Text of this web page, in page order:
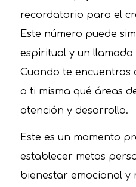
recordatorio para el
Este número puede
espiritual y un
Cuando te encuentras
a ti misma qué áreas
atención y desarrollo.
Este es un momento
establecer metas
bienestar emocional y